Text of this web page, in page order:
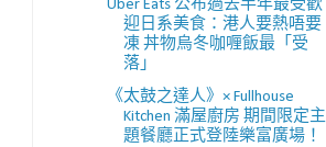
Uber Eats 公布過去半年最受歡
迎日系美食：港人要熱唔要
凍 丼物烏冬咖喱飯最「受
落」
《太鼓之達人》× Fullhouse
Kitchen 滿屋廚房 期間限定主
題餐廳正式登陸樂富廣場！